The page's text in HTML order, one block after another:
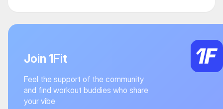
Join 1Fit
Feel the support of the community
and find workout buddies who share
your vibe